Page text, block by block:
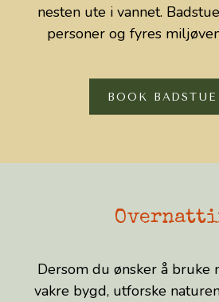
KONTAKT
nesten ute i vannet.
personer og fyres
BOOK BADSTUE
Dersom du ønsker å bruke
vakre bygd, utforske